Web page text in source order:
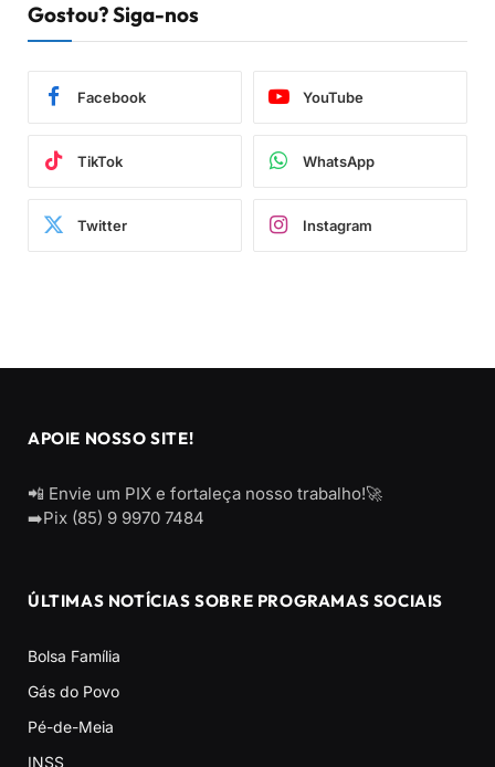
Gostou? Siga-nos
Facebook YouTube
TikTok WhatsApp
Twitter Instagram
APOIE NOSSO SITE!
📲 Envie um PIX e fortaleça nosso trabalho!🚀
➡️Pix (85) 9 9970 7484
ÚLTIMAS NOTÍCIAS SOBRE PROGRAMAS SOCIAIS
Bolsa Família
Gás do Povo
Pé-de-Meia
INSS